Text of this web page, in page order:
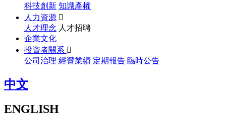
科技創新 知識產權
人力資源 
人才理念 人才招聘
企業文化
投資者關系 
公司治理 經營業績 定期報告 臨時公告
中文
ENGLISH